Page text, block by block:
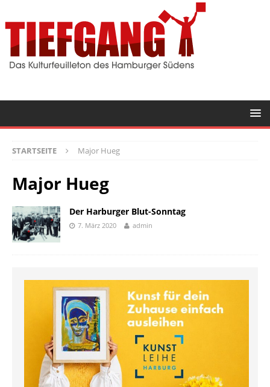
STARTSEITE Major Hueg
Major Hueg
Der Harburger Blut-Sonntag
7. März 2020 admin